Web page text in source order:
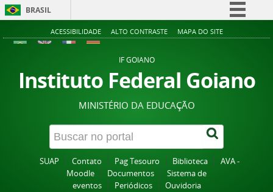
BRASIL
Simplifique!
Acesso à informação
Legislação
Canais
ACESSIBILIDADE ALTO CONTRASTE MAPA DO SITE
IF GOIANO
Instituto Federal Goiano
MINISTÉRIO DA EDUCAÇÃO
SUAP Contato Pag Tesouro Biblioteca
AVA -
Moodle
Documentos
Sistema de
eventos
Periódicos Ouvidoria